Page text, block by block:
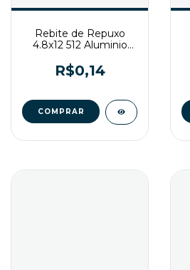
Rebite de Repuxo
4.8x12 512 Aluminio
R$0,14